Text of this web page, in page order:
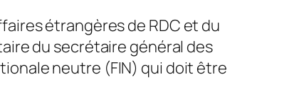
étrangères de RDC et du
du secrétaire général des
neutre (FIN) qui doit être